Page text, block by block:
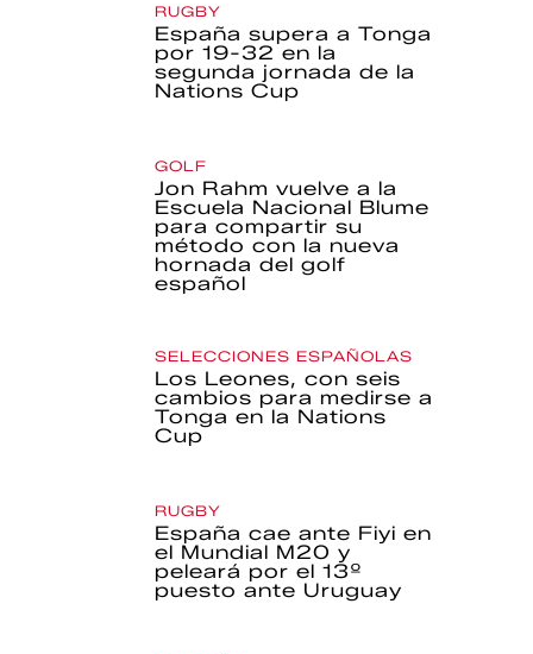
RUGBY
España supera a Tonga
por 19-32 en la
segunda jornada de la
Nations Cup
GOLF
Jon Rahm vuelve a la
Escuela Nacional Blume
para compartir su
método con la nueva
hornada del golf
español
SELECCIONES ESPAÑOLAS
Los Leones, con seis
cambios para medirse a
Tonga en la Nations
Cup
RUGBY
España cae ante Fiyi en
el Mundial M20 y
peleará por el 13º
puesto ante Uruguay